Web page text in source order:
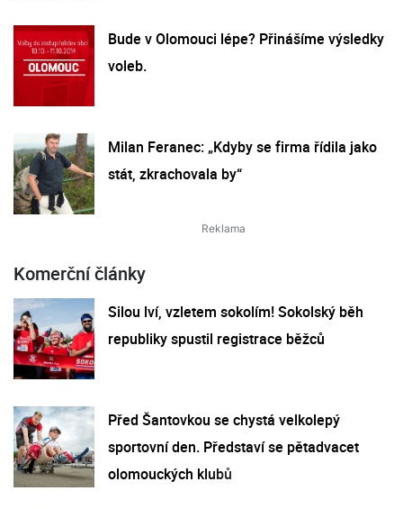
Bude v Olomouci lépe? Přinášíme výsledky
voleb.
Milan Feranec: „Kdyby se firma řídila jako
stát, zkrachovala by“
Komerční články
Silou lví, vzletem sokolím! Sokolský běh
republiky spustil registrace běžců
Před Šantovkou se chystá velkolepý
sportovní den. Představí se pětadvacet
olomouckých klubů